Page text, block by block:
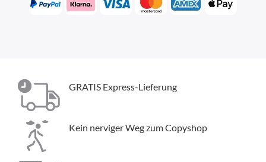
GRATIS Express-Lieferung
Kein nerviger Weg zum Copyshop